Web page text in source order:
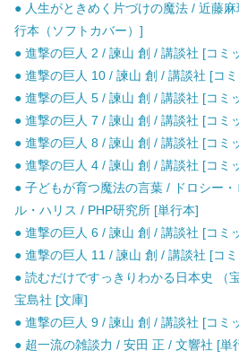
● 人生がときめく片づけの魔法 / 近藤
行本（ソフトカバー）]
● 進撃の巨人 2 / 諫山 創 / 講談社 [コミ
● 進撃の巨人 10 / 諫山 創 / 講談社 [コ
● 進撃の巨人 5 / 諫山 創 / 講談社 [コミ
● 進撃の巨人 7 / 諫山 創 / 講談社 [コミ
● 進撃の巨人 8 / 諫山 創 / 講談社 [コミ
● 進撃の巨人 4 / 諫山 創 / 講談社 [コミ
● 子どもが育つ魔法の言葉 / ドロシー
ル・ハリス / PHP研究所 [単行本]
● 進撃の巨人 6 / 諫山 創 / 講談社 [コミ
● 進撃の巨人 11 / 諫山 創 / 講談社 [コ
● 読むだけですっきりわかる日本史 （
宝島社 [文庫]
● 進撃の巨人 9 / 諫山 創 / 講談社 [コミ
● 超一流の雑談力 / 安田 正 / 文響社 [単